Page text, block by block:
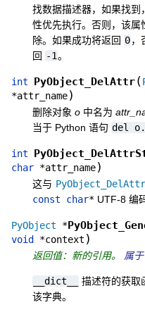
找数据描述器，如果找到
性优先执行。否则，该属
除。如果成功将返回 0，
回 -1。
int PyObject_DelAttr(
*attr_name)
删除对象 o 中名为
当于 Python 语句 del
int
char *attr_name)
这与
const
char* UTF-8 编
PyObject *
void *context )
返回值：新的引用。 属于
__dict__
描述符的获取
该字典。